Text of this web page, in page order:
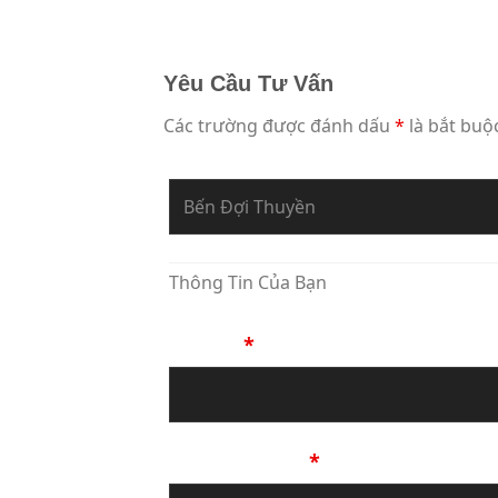
Yêu Cầu Tư Vấn
Các trường được đánh dấu * là bắt
Thông Tin Của Bạn
*
*